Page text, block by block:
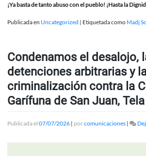
¡Ya basta de tanto abuso con el pueblo! ¡Hasta la
Publicada en Uncategorized | Etiquetada como Madj
Condenamos el desalojo,
detenciones arbitrarias y
criminalización contra la
Garífuna de San Juan,
Publicada el 07/07/2026 | porcomunicaciones |